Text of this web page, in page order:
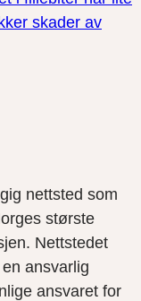
skader av
nettsted som
største
Nettstedet
ansvarlig
ansvaret for